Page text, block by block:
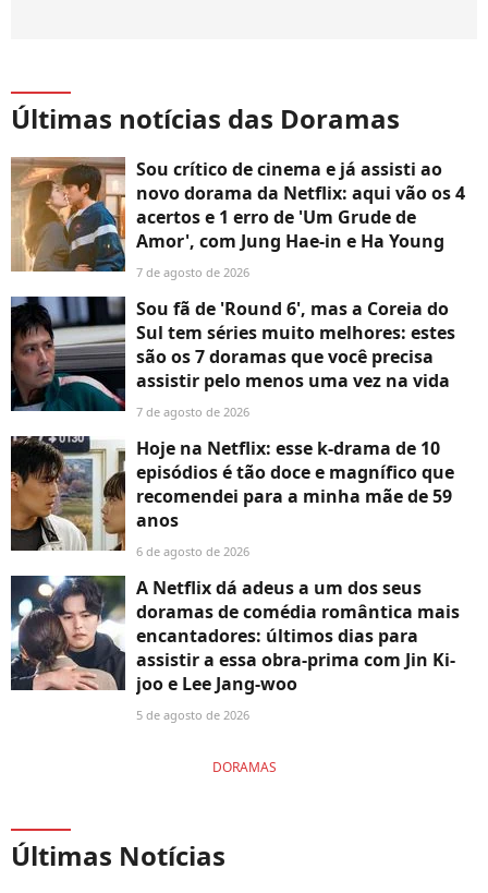
Últimas notícias das Doramas
Sou crítico de cinema e já assisti ao
novo dorama da Netflix: aqui vão os 4
acertos e 1 erro de 'Um Grude de
Amor', com Jung Hae-in e Ha Young
7 de agosto de 2026
Sou fã de 'Round 6', mas a Coreia do
Sul tem séries muito melhores: estes
são os 7 doramas que você precisa
assistir pelo menos uma vez na vida
7 de agosto de 2026
Hoje na Netflix: esse k-drama de 10
episódios é tão doce e magnífico que
recomendei para a minha mãe de 59
anos
6 de agosto de 2026
A Netflix dá adeus a um dos seus
doramas de comédia romântica mais
encantadores: últimos dias para
assistir a essa obra-prima com Jin Ki-
joo e Lee Jang-woo
5 de agosto de 2026
DORAMAS
Últimas Notícias